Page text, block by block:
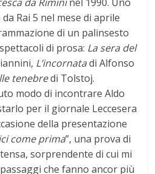
Rai 5 nel mese di aprile
di un palinsesto
di prosa: La sera del
L’incornatadi Alfonso
tenebredi Tolstoj.
modo di incontrare Aldo
per il giornale Leccesera
della presentazione
come prima”, una prova di
sorprendente di cui mi
che fanno ancor più